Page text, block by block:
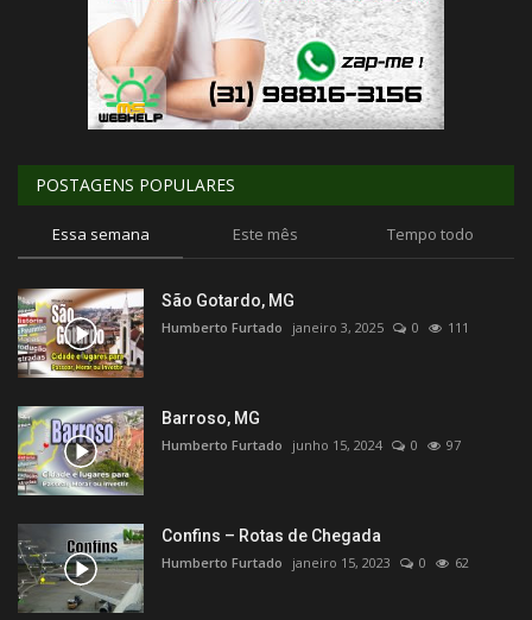
POSTAGENS POPULARES
Essa semana Este mês Tempo todo
São Gotardo, MG
Humberto Furtado janeiro 3, 2025 0 111
Barroso, MG
Humberto Furtado junho 15, 2024 0 97
Confins – Rotas de Chegada
Humberto Furtado janeiro 15, 2023 0 62